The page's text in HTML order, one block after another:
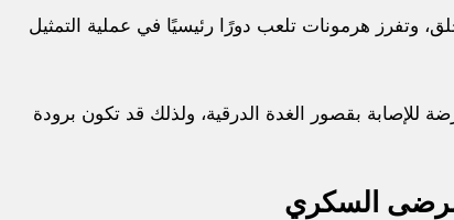
وتفرز هرمونات تلعب دورًا رئيسيًا في عملية التمثيل
للإصابة بقصور الغدة الدرقية، ولذلك قد تكون برودة
السكري